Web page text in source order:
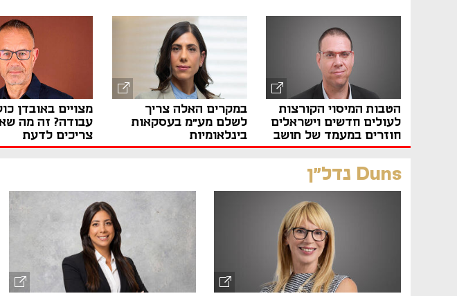
הטבות המיסוי הקורצות
לעולים חדשים וישראלים
חוזרים במעמד של תושב
חוזר ותיק
במקרים האלה צריך
לשלם מע"מ בעסקאות
בינלאומיות
מצויים באובדן
עבודה? זה מה
צריכים לדעת
Duns נדל"ן